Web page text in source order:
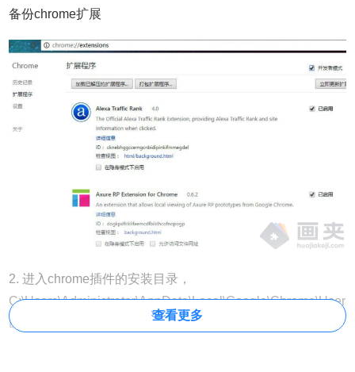
备份chrome扩展
2. 进入chrome插件的安装目录，
C:\Users\Administrator\AppData\Local\Google\Chrome\User
Data\Default\Extensions目录下，当然每个人的目录都有所
查看更多